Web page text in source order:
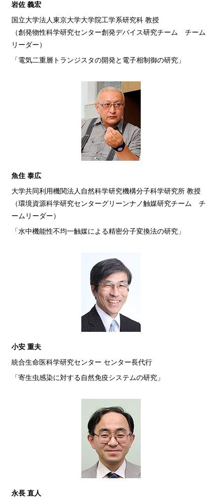
岩佐 義宏
国立大学法人東京大学大学院工学系研究科 教授
（創発物性科学研究センター創発デバイス研究チーム チーム
リーダー）
「電気二重層トランジスタの開発と電子相制御の研究」
魚住 泰広
大学共同利用機関法人自然科学研究機構分子科学研究所 教授
（環境資源科学研究センターグリーンナノ触媒研究チーム チ
ームリーダー）
「水中機能性不均一触媒による精密分子変換法の研究」
小安 重夫
統合生命医科学研究センター センター長代行
「寄生虫感染に対する自然免疫システムの研究」
永長 直人